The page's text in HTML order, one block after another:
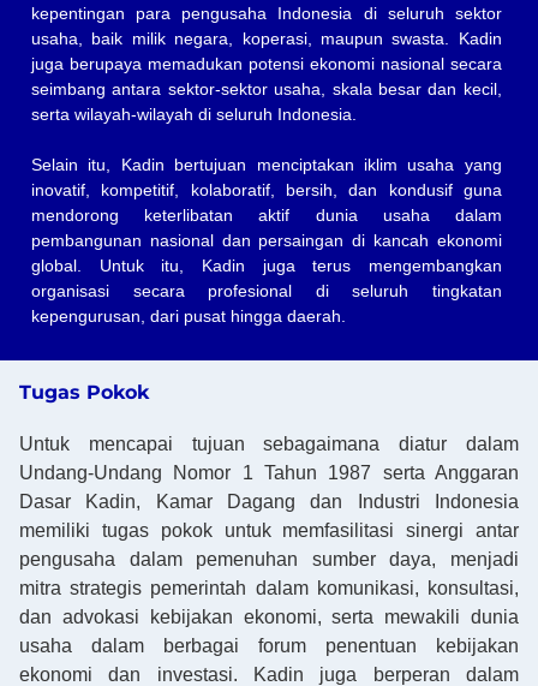
kepentingan para pengusaha Indonesia di seluruh sektor
usaha, baik milik negara, koperasi, maupun swasta. Kadin
juga berupaya memadukan potensi ekonomi nasional secara
seimbang antara sektor-sektor usaha, skala besar dan kecil,
serta wilayah-wilayah di seluruh Indonesia.
Selain itu, Kadin bertujuan menciptakan iklim usaha yang
inovatif, kompetitif, kolaboratif, bersih, dan kondusif guna
mendorong keterlibatan aktif dunia usaha dalam
pembangunan nasional dan persaingan di kancah ekonomi
global. Untuk itu, Kadin juga terus mengembangkan
organisasi secara profesional di seluruh tingkatan
kepengurusan, dari pusat hingga daerah.
Tugas Pokok
Untuk mencapai tujuan sebagaimana diatur dalam
Undang-Undang Nomor 1 Tahun 1987 serta Anggaran
Dasar Kadin, Kamar Dagang dan Industri Indonesia
memiliki tugas pokok untuk memfasilitasi sinergi antar
pengusaha dalam pemenuhan sumber daya, menjadi
mitra strategis pemerintah dalam komunikasi, konsultasi,
dan advokasi kebijakan ekonomi, serta mewakili dunia
usaha dalam berbagai forum penentuan kebijakan
ekonomi dan investasi. Kadin juga berperan dalam